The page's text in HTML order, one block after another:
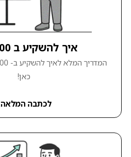
איך להשקיע ב S&P 500
כאן!
לכתבה המלאה